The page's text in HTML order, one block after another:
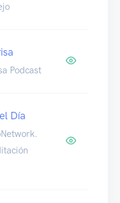
Podcast
Día